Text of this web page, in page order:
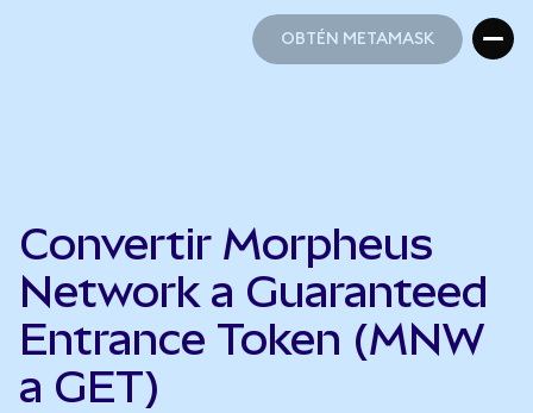
OBTÉN METAMASK
Convertir Morpheus
Network a Guaranteed
Entrance Token (MNW
a GET)